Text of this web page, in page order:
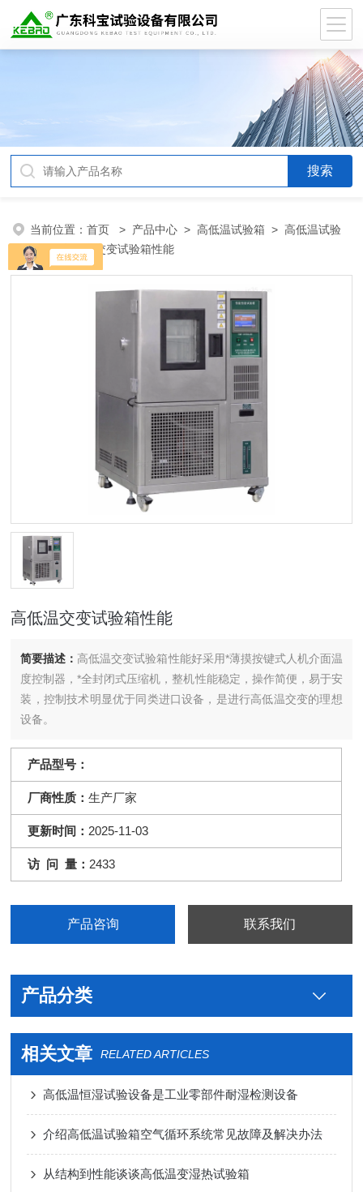
当前位置：首页 > 产品中心 >高低温试验箱 >高低温试验
箱
> 高低温交变试验箱性能
高低温交变试验箱性能
简要描述： 高低温交变试验箱性能好采用*薄摸按键式人机介面温
度控制器，*全封闭式压缩机，整机性能稳定，操作简便，易于安
装，控制技术明显优于同类进口设备，是进行高低温交变的理想
设备。
产品型号：
厂商性质：生产厂家
更新时间： 2025-11-03
访 问 量： 2433
产品咨询 联系我们
产品分类
相关文章 RELATED ARTICLES
高低温恒湿试验设备是工业零部件耐湿检测设备
介绍高低温试验箱空气循环系统常见故障及解决办法
从结构到性能谈谈高低温变湿热试验箱